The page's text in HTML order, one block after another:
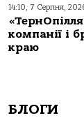
14:10, 7 Серпня,
компанії і
краю
БЛОГИ